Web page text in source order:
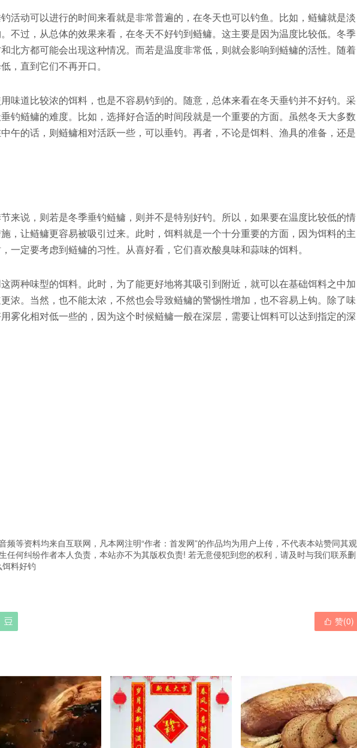
活动可以进行的时间来看就是非常普遍的，在冬天也可以钓鱼。比如，鲢鳙就是淡
不过，从总体的效果来看，在冬天不好钓到鲢鳙。这主要是因为温度比较低。冬季
北方都可能会出现这种情况。而若是温度非常低，则就会影响到鲢鳙的活性。随着
，直到它们不再开口。
味道比较浓的饵料，也是不容易钓到的。随意，总体来看在冬天垂钓并不好钓。采
钓鲢鳙的难度。比如，选择好合适的时间段就是一个重要的方面。虽然冬天大多数
午的话，则鲢鳙相对活跃一些，可以垂钓。再者，不论是饵料、渔具的准备，还是
来说，则若是冬季垂钓鲢鳙，则并不是特别好钓。所以，如果要在温度比较低的情
，让鲢鳙更容易被吸引过来。此时，饵料就是一个十分重要的方面，因为饵料的主
一定要考虑到鲢鳙的习性。从喜好看，它们喜欢酸臭味和蒜味的饵料。
两种味型的饵料。此时，为了能更好地将其吸引到附近，就可以在基础饵料之中加
浓。当然，也不能太浓，不然也会导致鲢鳙的警惕性增加，也不容易上钩。除了味
雾化相对低一些的，因为这个时候鲢鳙一般在深层，需要让饵料可以达到指定的深
频等资料均来自互联网，凡本网注明“作者：首发网”的作品均为用户上传，不代表本站赞同其观
任何纠纷作者本人负责，本站亦不为其版权负责! 若无意侵犯到您的权利，请及时与我们联系删
料好钓
  赞(0)